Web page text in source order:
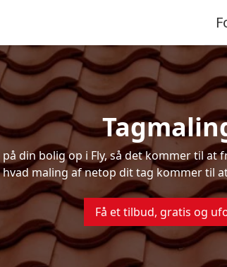
din bolig op i Fly, så det kommer til
maling af netop dit tag kommer til
Få et tilbud, gratis og